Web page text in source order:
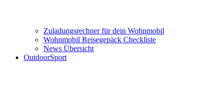
Zuladungsrechner für dein Wohnmobil
Wohnmobil Reisegepäck Checkliste
News Übersicht
OutdoorSport